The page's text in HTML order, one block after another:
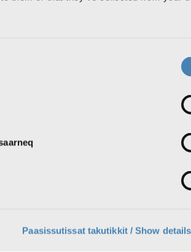
Paasissutissat takutikkit / Show details